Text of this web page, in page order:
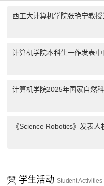
西工大计算机学院张艳宁教
计算机学院本科生一作发表中
计算机学院2025年国家自然
《Science Robotics》发表人
学生活动 Student Activities